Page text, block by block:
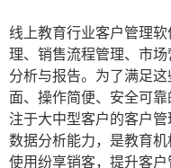
线上教育行业客户管理
理、销售流程管理、市
分析与报告。为了满足
面、操作简便、安全可
注于大中型客户的客户
数据分析能力，是教育
使用纷享销客，提升客